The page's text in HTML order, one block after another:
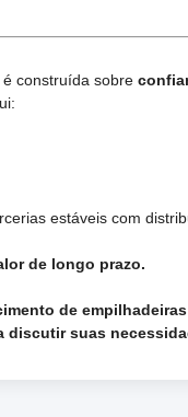
construída sobre
estáveis com
de longo prazo.
de
discutir suas